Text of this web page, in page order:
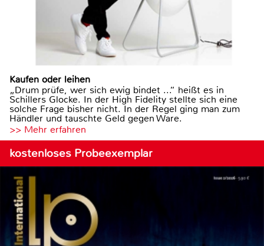
Kaufen oder leihen
„Drum prüfe, wer sich ewig bindet ...“ heißt es in
Schillers Glocke. In der High Fidelity stellte sich eine
solche Frage bisher nicht. In der Regel ging man zum
Händler und tauschte Geld gegen Ware.
>> Mehr erfahren
kostenloses Probeexemplar